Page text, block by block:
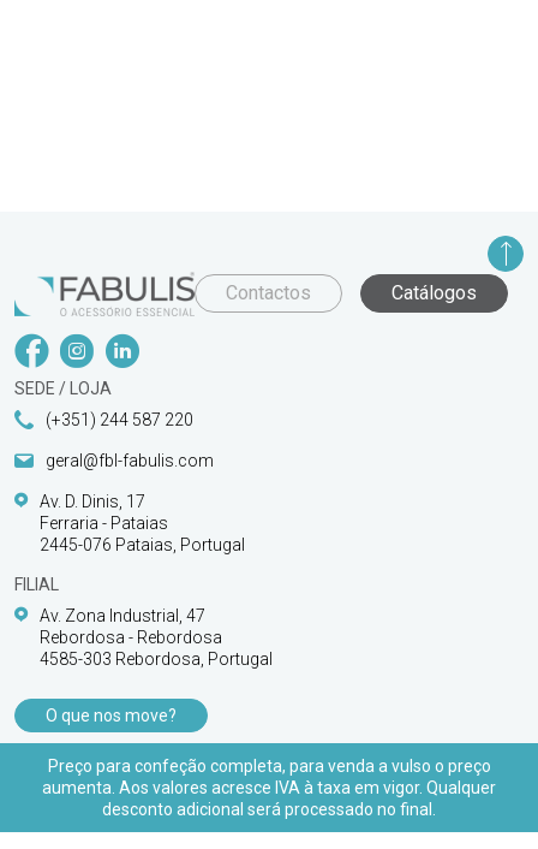
Contactos Catálogos
SEDE / LOJA
(+351) 244 587 220
geral@fbl-fabulis.com
Av. D. Dinis, 17
Ferraria - Pataias
2445-076 Pataias, Portugal
FILIAL
Av. Zona Industrial, 47
Rebordosa - Rebordosa
4585-303 Rebordosa, Portugal
O que nos move?
PRODUTOS
APOIO AO CLIENTE
Preço para confeção completa, para venda a vulso o preço
aumenta. Aos valores acresce IVA à taxa em vigor. Qualquer
desconto adicional será processado no final.